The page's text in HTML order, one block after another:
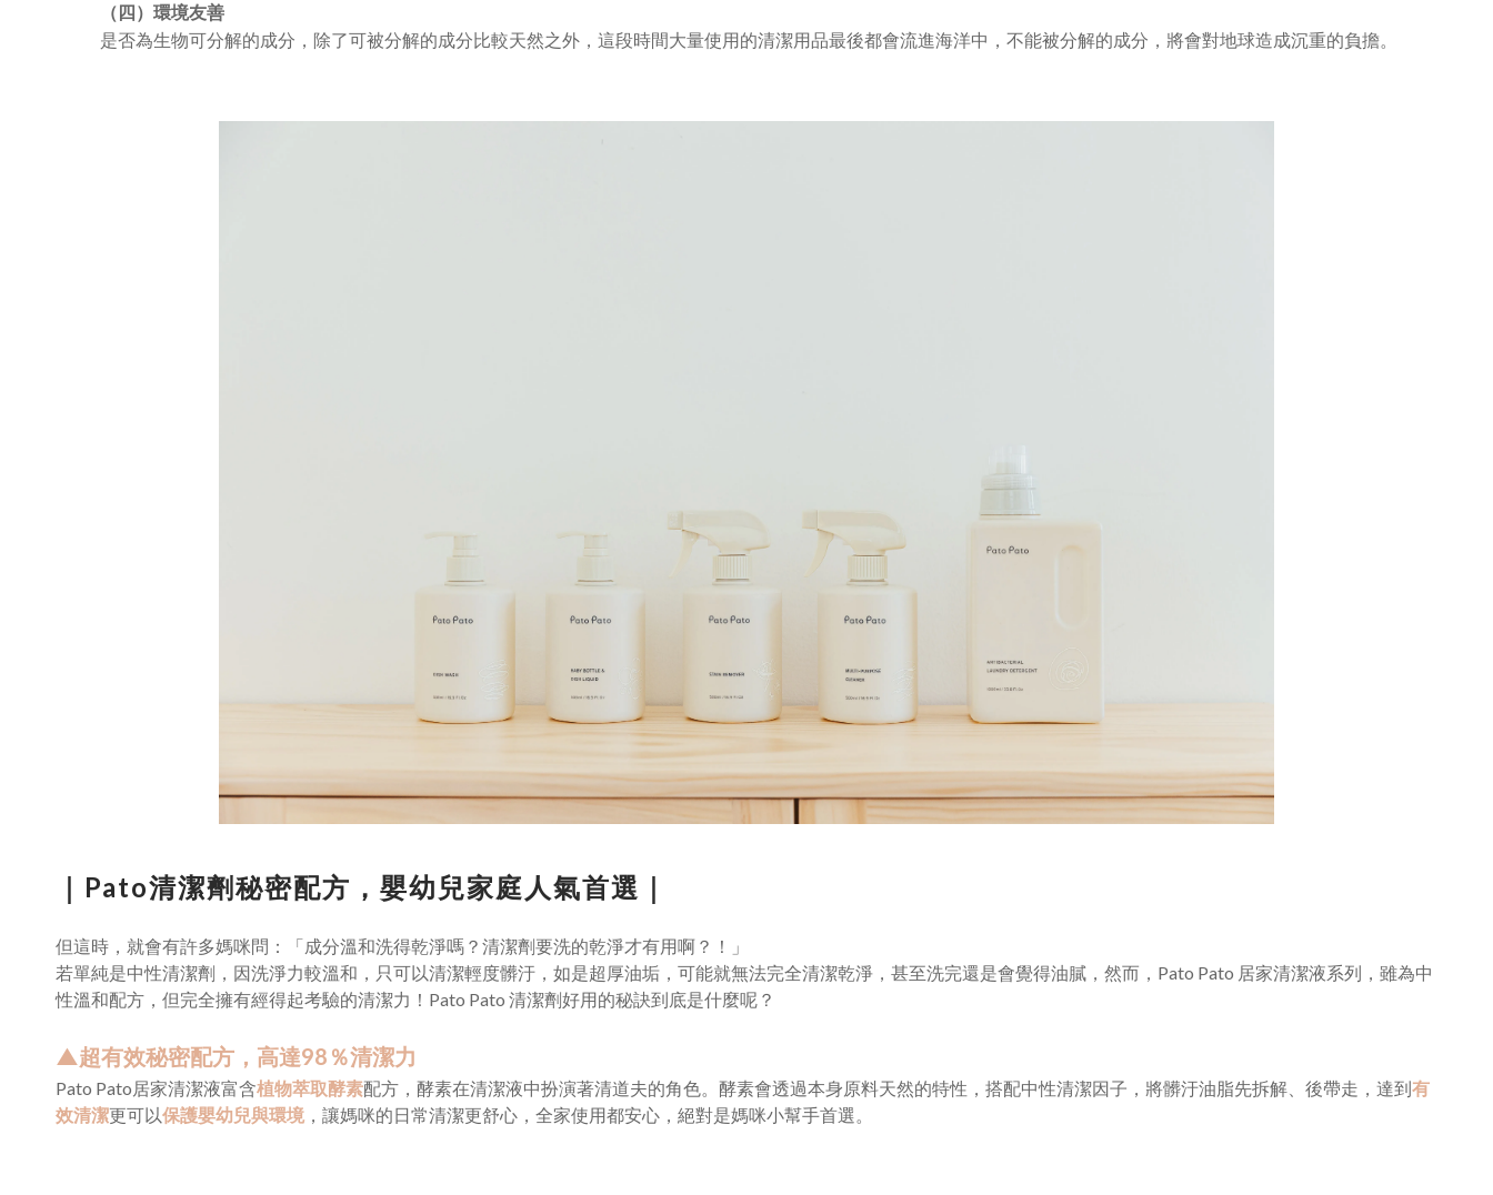
（四）環境友善
是否為生物可分解的成分，除了可被分解的成分比較天然之外，這段時間大量使用的清潔用品最後都會流進海洋中，不能被分解的成分，將會對地球造成沉重的負擔。
｜Pato清潔劑秘密配方，嬰幼兒家庭人氣首選｜
但這時，就會有許多媽咪問：「成分溫和洗得乾淨嗎？清潔劑要洗的乾淨才有用啊？！」
若單純是中性清潔劑，因洗淨力較溫和，只可以清潔輕度髒汙，如是超厚油垢，可能就無法完全清潔乾淨，甚至洗完還是會覺得油膩，然而，Pato Pato 居家清潔液系列，雖為中
性溫和配方，但完全擁有經得起考驗的清潔力！Pato Pato 清潔劑好用的秘訣到底是什麼呢？
▲超有效秘密配方，高達98％清潔力
Pato Pato居家清潔液富含植物萃取酵素配方，酵素在清潔液中扮演著清道夫的角色。酵素會透過本身原料天然的特性，搭配中性清潔因子，將髒汙油脂先拆解、後帶走，達到有
效清潔更可以保護嬰幼兒與環境 ，讓媽咪的日常清潔更舒心，全家使用都安心，絕對是媽咪小幫手首選。